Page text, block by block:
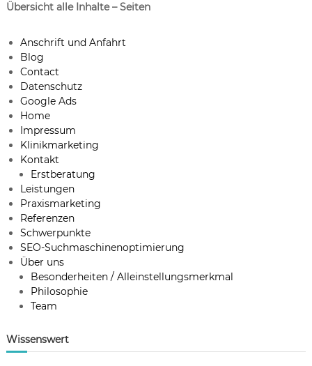
Übersicht alle Inhalte – Seiten
Anschrift und Anfahrt
Blog
Contact
Datenschutz
Google Ads
Home
Impressum
Klinikmarketing
Kontakt
Erstberatung
Leistungen
Praxismarketing
Referenzen
Schwerpunkte
SEO-Suchmaschinenoptimierung
Über uns
Besonderheiten / Alleinstellungsmerkmal
Philosophie
Team
Wissenswert